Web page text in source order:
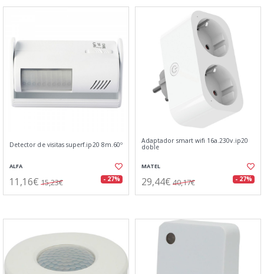
Detector de visitas superf.ip20 8m.60º
ALFA
11,16€ 15,23€ - 27%
Adaptador smart wifi 16a.230v.ip20
doble
MATEL
29,44€ 40,17€ - 27%